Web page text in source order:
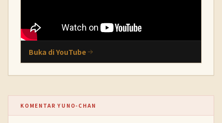
Buka di YouTube
KOMENTAR YUNO-CHAN